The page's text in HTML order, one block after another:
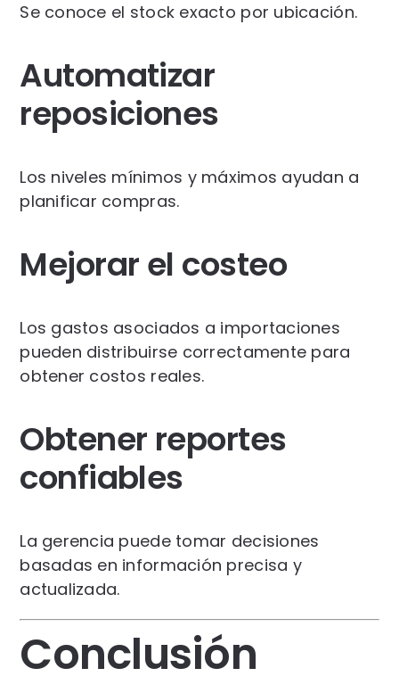
Se conoce el stock exacto por ubicación.
Automatizar
reposiciones
Los niveles mínimos y máximos ayudan a
planificar compras.
Mejorar el costeo
Los gastos asociados a importaciones
pueden distribuirse correctamente para
obtener costos reales.
Obtener reportes
confiables
La gerencia puede tomar decisiones
basadas en información precisa y
actualizada.
Conclusión